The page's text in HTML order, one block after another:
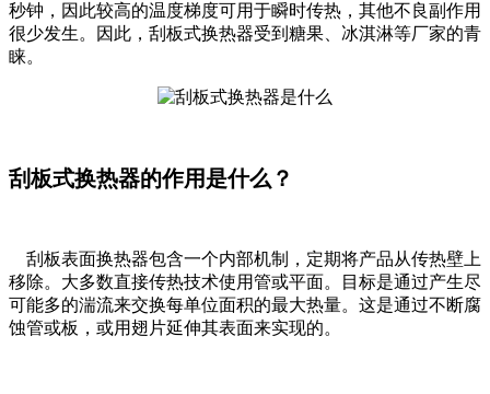
秒钟，因此较高的温度梯度可用于瞬时传热，其他不良副作用
很少发生。因此，刮板式换热器受到糖果、冰淇淋等厂家的青
睐。
刮板式换热器的作用是什么？
刮板表面换热器包含一个内部机制，定期将产品从传热壁上
移除。大多数直接传热技术使用管或平面。目标是通过产生尽
可能多的湍流来交换每单位面积的最大热量。这是通过不断腐
蚀管或板，或用翅片延伸其表面来实现的。